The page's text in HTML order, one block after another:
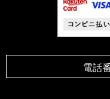
電話